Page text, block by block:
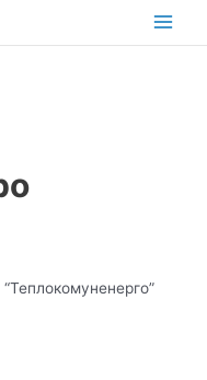
Main